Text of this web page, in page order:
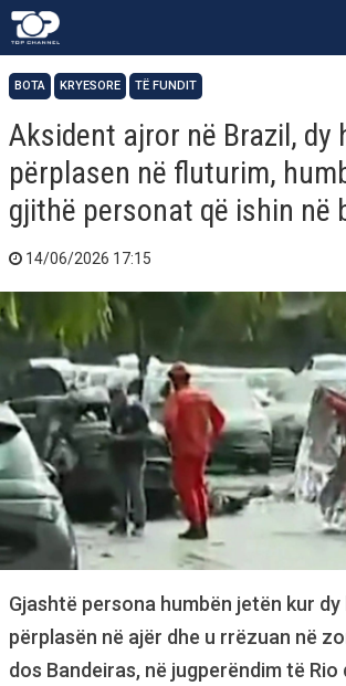
BOTA KRYESORE TË FUNDIT
Aksident ajror në Brazil, dy
përplasen në fluturim,
gjithë personat që ishin në
14/06/2026 17:15
Gjashtë persona humbën jetën kur
përplasën në ajër dhe u rrëzuan në
dos Bandeiras, në jugperëndim të Rio